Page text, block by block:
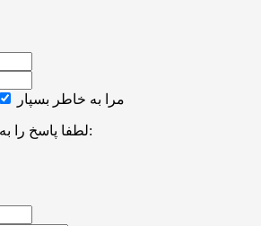
مرا به خاطر بسپار
لطفا پاسخ را به عدد انگلیسی وارد کنید: